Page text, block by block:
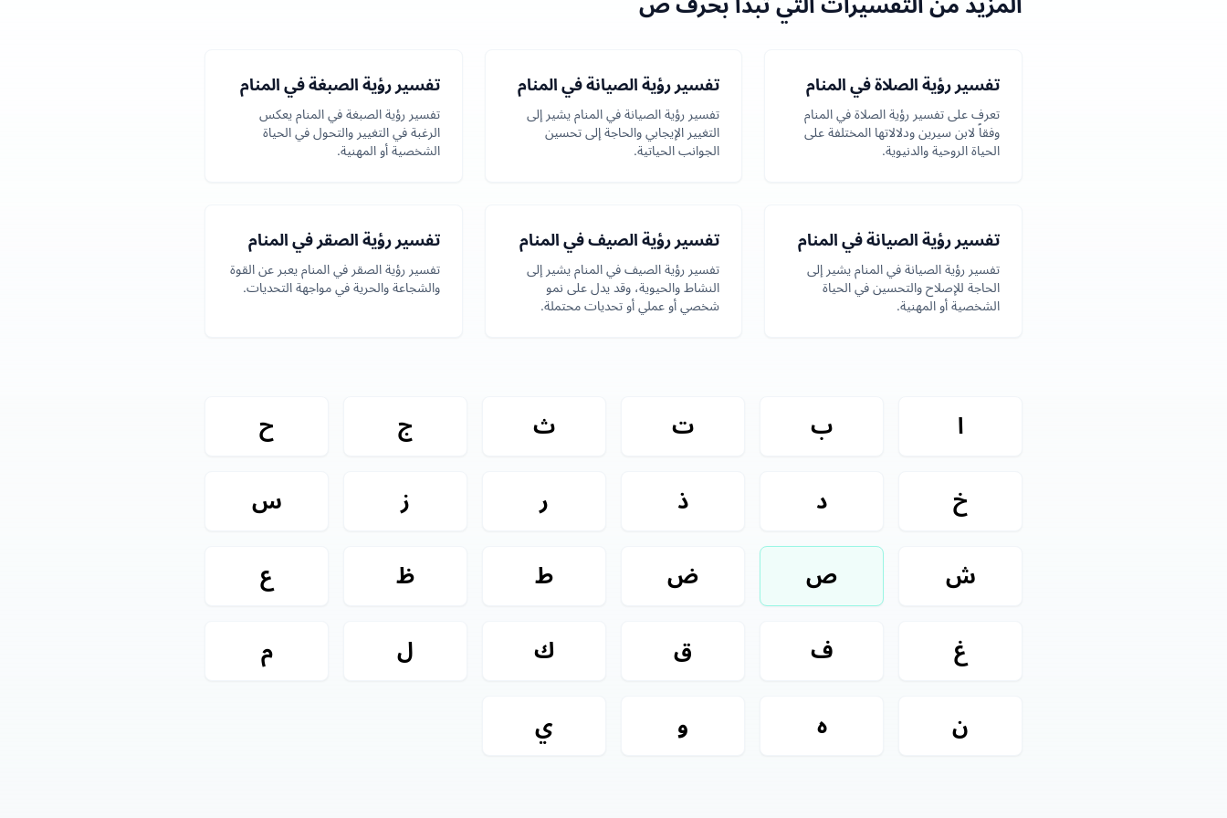
تفسير رؤية الصلاة في المنام
تعرف على تفسير رؤية الصلاة في المنام
وفقاً لابن سيرين ودلالاتها المختلفة على
الحياة الروحية والدنيوية.
تفسير رؤية الصيانة في المنام
تفسير رؤية الصيانة في المنام يشير إلى
التغيير الإيجابي والحاجة إلى تحسين
الجوانب الحياتية.
تفسير رؤية الصبغة في المنام
تفسير رؤية الصبغة في المنام يعكس
الرغبة في التغيير والتحول في الحياة
الشخصية أو المهنية.
تفسير رؤية الصيانة في المنام
تفسير رؤية الصيانة في المنام يشير إلى
الحاجة للإصلاح والتحسين في الحياة
الشخصية أو المهنية.
تفسير رؤية الصيف في المنام
تفسير رؤية الصيف في المنام يشير إلى
النشاط والحيوية، وقد يدل على نمو
شخصي أو عملي أو تحديات محتملة.
تفسير رؤية الصقر في المنام
تفسير رؤية الصقر في المنام يعبر عن القوة
والشجاعة والحرية في مواجهة التحديات.
ا ب ت ث ج ح
خ د ذ ر ز س
ش ص ض ط ظ ع
غ ف ق ك ل م
ن ه و ي